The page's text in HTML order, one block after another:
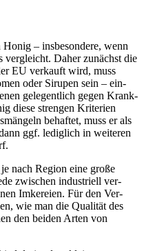
– ins­besondere, wenn
ver­gleicht. Daher zunächst die
EU ver­kauft wird, muss
oder Sirupen sein – ein­
gelegent­lich gegen Krank­
diese stren­gen Kriterien
be­haftet, muss er als
ggf. ledig­lich in weiteren
nach Region eine große
zwischen industriell ver­
Imke­reien. Für den Ver­
wie man die Qualität des
den beiden Arten von